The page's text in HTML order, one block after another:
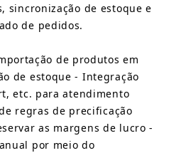
sincronização de estoque e
de pedidos.
de produtos em
de estoque - Integração
etc. para atendimento
regras de precificação
as margens de lucro -
por meio do